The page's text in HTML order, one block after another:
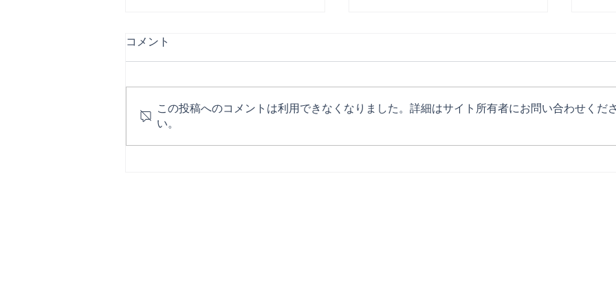
【ご報告】ぴろしき解散のお
マッ
コメント
この投稿へのコメントは利用できなくなりました。詳細はサイト所有者にお問い合わせくださ
い。